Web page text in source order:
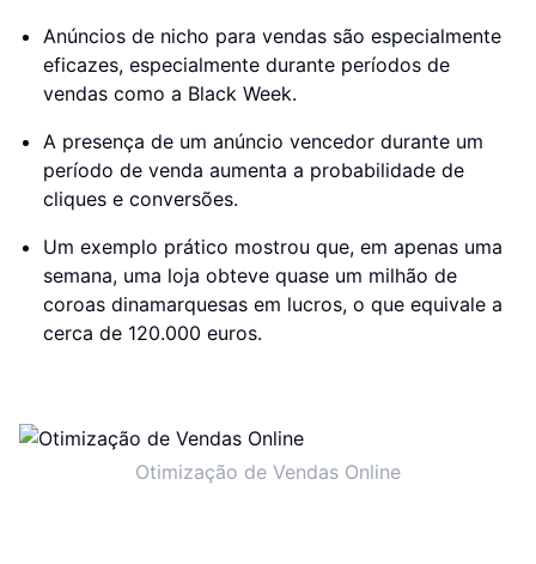
Anúncios de nicho para vendas são especialmente
eficazes, especialmente durante períodos de
vendas como a Black Week.
A presença de um anúncio vencedor durante um
período de venda aumenta a probabilidade de
cliques e conversões.
Um exemplo prático mostrou que, em apenas uma
semana, uma loja obteve quase um milhão de
coroas dinamarquesas em lucros, o que equivale a
cerca de 120.000 euros.
Otimização de Vendas Online